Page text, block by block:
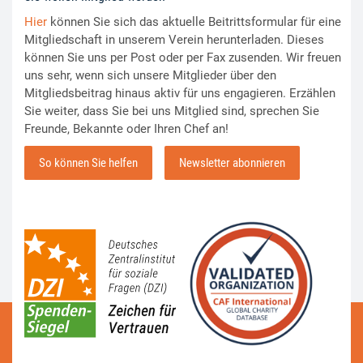
Hier können Sie sich das aktuelle Beitrittsformular für eine
Mitgliedschaft in unserem Verein herunterladen. Dieses
können Sie uns per Post oder per Fax zusenden. Wir freuen
uns sehr, wenn sich unsere Mitglieder über den
Mitgliedsbeitrag hinaus aktiv für uns engagieren. Erzählen
Sie weiter, dass Sie bei uns Mitglied sind, sprechen Sie
Freunde, Bekannte oder Ihren Chef an!
So können Sie helfen Newsletter abonnieren